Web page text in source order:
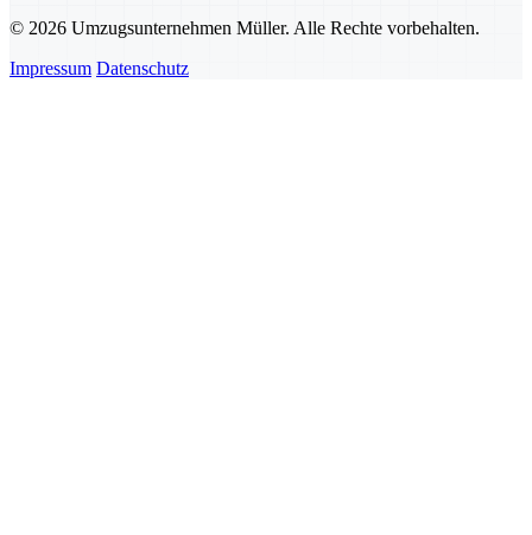
© 2026 Umzugsunternehmen Müller. Alle Rechte vorbehalten.
Impressum Datenschutz